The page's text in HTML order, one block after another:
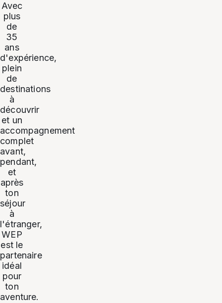
Avec
plus
de
35
ans
d'expérience,
plein
de
destinations
à
découvrir
et un
accompagnement
complet
avant,
pendant,
et
après
ton
séjour
à
l'étranger,
WEP
est le
partenaire
idéal
pour
ton
aventure.